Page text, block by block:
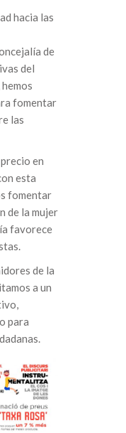
hacia las
de
del
fomentar
las
en
esta
fomentar
de la mujer
favorece
de la
a un
para